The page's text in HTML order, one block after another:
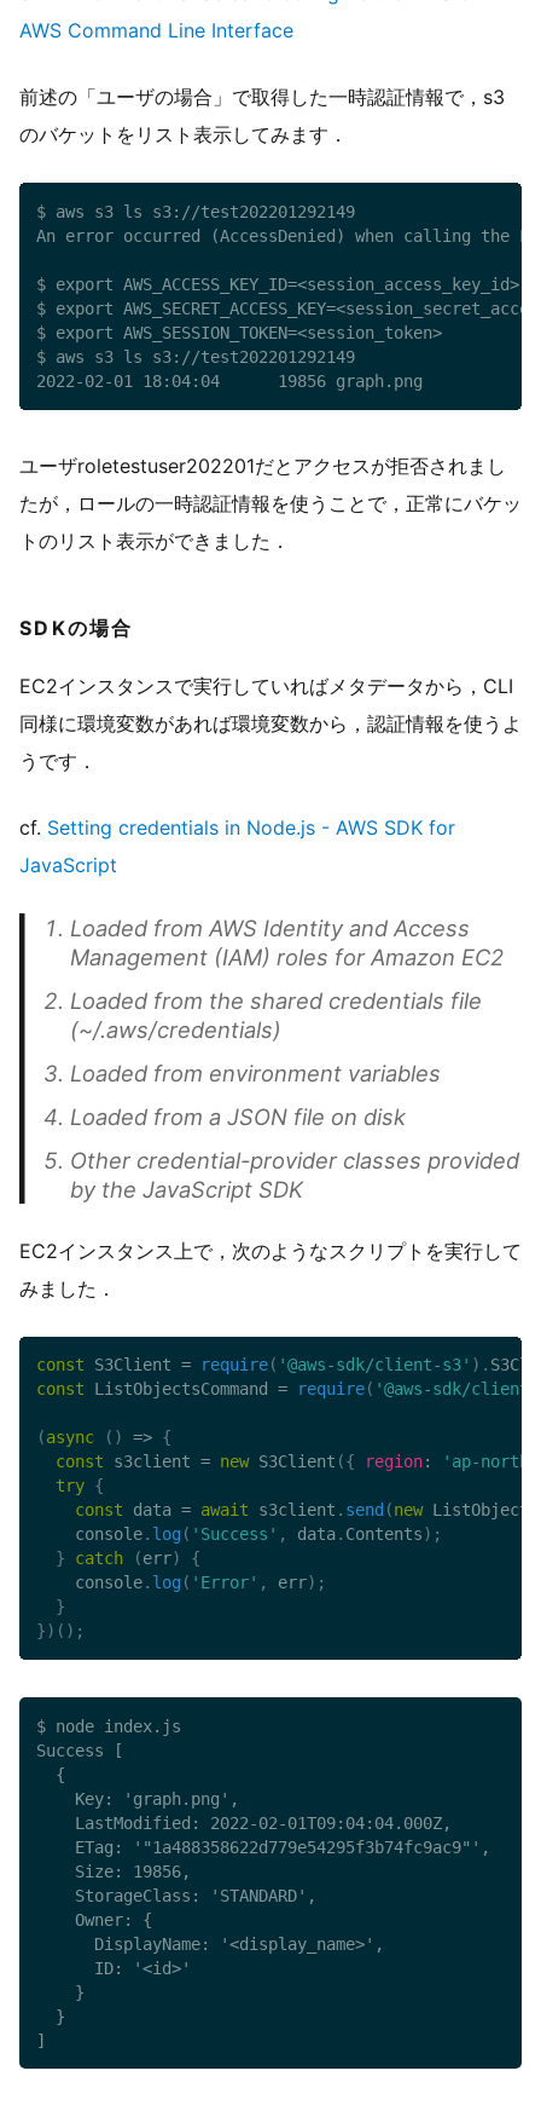
AWS Command Line Interface
前述の「ユーザの場合」で取得した一時認証情報で，s3
のバケットをリスト表示してみます．
$ aws s3 ls s3://test202201292149
An error occurred (AccessDenied) when calling the
$ export AWS_ACCESS_KEY_ID=<session_access_key_id>
$ export
$ export AWS_SESSION_TOKEN=<session_token>
$ aws s3 ls s3://test202201292149
2022-02-01 18:04:04      19856 graph.png
ユーザroletestuser202201だとアクセスが拒否されまし
たが，ロールの一時認証情報を使うことで，正常にバケッ
トのリスト表示ができました．
SDKの場合
EC2インスタンスで実行していればメタデータから，CLI
同様に環境変数があれば環境変数から，認証情報を使うよ
うです．
cf. Setting credentials in Node.js - AWS SDK for
JavaScript
Loaded from AWS Identity and Access
Management (IAM) roles for Amazon EC2
Loaded from the shared credentials file
(~/.aws/credentials)
Loaded from environment variables
Loaded from a JSON file on disk
Other credential-provider classes provided
by the JavaScript SDK
EC2インスタンス上で，次のようなスクリプトを実行して
みました．
const S3Client = require( '@aws-sdk/client-s3' ) .
const ListObjectsCommand = require( '@aws-sdk/
(async ( ) => {
const s3client = new S3Client ({ region:
'ap-
try {
const data = await s3client . send (new
    console
. log ( 'Success' , data. Contents) ;
}
catch (err)
{
    console
. log ( 'Error' , err) ;
}
}) ( ) ;
$ node index.js
Success [
  {
    Key: 'graph.png',
    LastModified: 2022-02-01T09:04:04.000Z,
    ETag: '"1a488358622d779e54295f3b74fc9ac9"',
    Size: 19856,
    StorageClass: 'STANDARD',
    Owner: {
      DisplayName: '<display_name>',
      ID: '<id>'
    }
  }
]